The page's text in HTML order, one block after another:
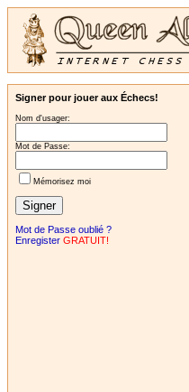
Signer pour jouer aux Échecs!
Nom d'usager:
Mot de Passe:
Mémorisez moi
Mot de Passe oublié ?
Enregister GRATUIT!